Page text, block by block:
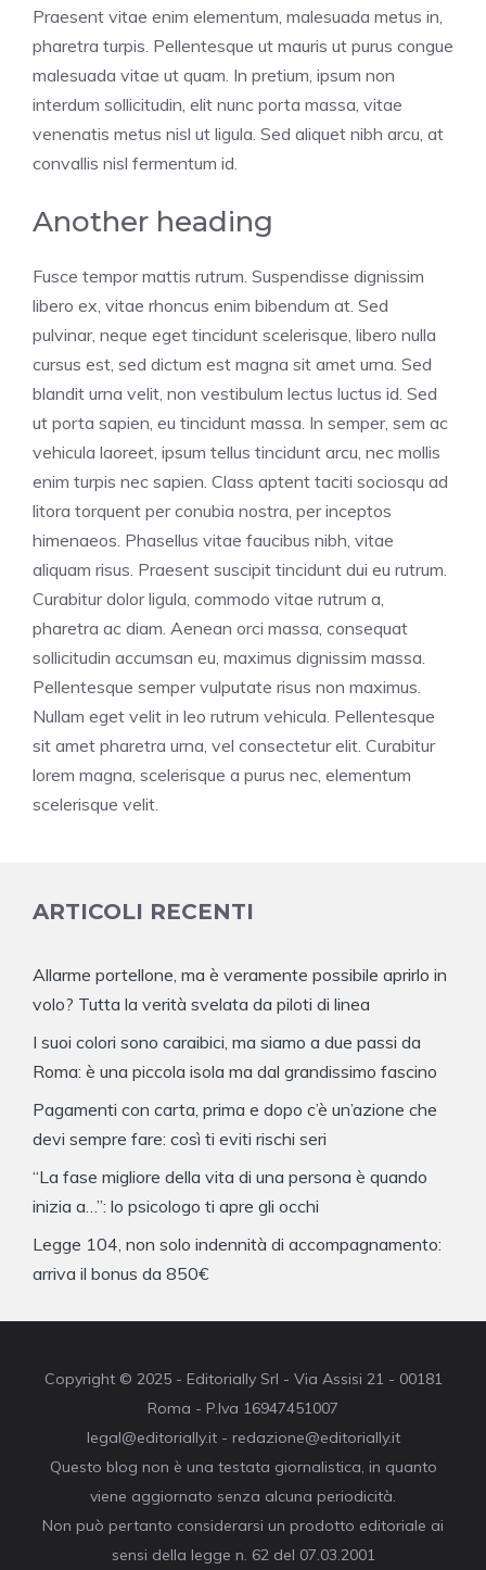
Praesent vitae enim elementum, malesuada metus in,
pharetra turpis. Pellentesque ut mauris ut purus congue
malesuada vitae ut quam. In pretium, ipsum non
interdum sollicitudin, elit nunc porta massa, vitae
venenatis metus nisl ut ligula. Sed aliquet nibh arcu, at
convallis nisl fermentum id.
Another heading
Fusce tempor mattis rutrum. Suspendisse dignissim
libero ex, vitae rhoncus enim bibendum at. Sed
pulvinar, neque eget tincidunt scelerisque, libero nulla
cursus est, sed dictum est magna sit amet urna. Sed
blandit urna velit, non vestibulum lectus luctus id. Sed
ut porta sapien, eu tincidunt massa. In semper, sem ac
vehicula laoreet, ipsum tellus tincidunt arcu, nec mollis
enim turpis nec sapien. Class aptent taciti sociosqu ad
litora torquent per conubia nostra, per inceptos
himenaeos. Phasellus vitae faucibus nibh, vitae
aliquam risus. Praesent suscipit tincidunt dui eu rutrum.
Curabitur dolor ligula, commodo vitae rutrum a,
pharetra ac diam. Aenean orci massa, consequat
sollicitudin accumsan eu, maximus dignissim massa.
Pellentesque semper vulputate risus non maximus.
Nullam eget velit in leo rutrum vehicula. Pellentesque
sit amet pharetra urna, vel consectetur elit. Curabitur
lorem magna, scelerisque a purus nec, elementum
scelerisque velit.
ARTICOLI RECENTI
Allarme portellone, ma è veramente possibile aprirlo in
volo? Tutta la verità svelata da piloti di linea
I suoi colori sono caraibici, ma siamo a due passi da
Roma: è una piccola isola ma dal grandissimo fascino
Pagamenti con carta, prima e dopo c’è un’azione che
devi sempre fare: così ti eviti rischi seri
“La fase migliore della vita di una persona è quando
inizia a…”: lo psicologo ti apre gli occhi
Legge 104, non solo indennità di accompagnamento:
arriva il bonus da 850€
Copyright © 2025 - Editorially Srl - Via Assisi 21 - 00181
Roma - P.Iva 16947451007
legal@editorially.it - redazione@editorially.it
Questo blog non è una testata giornalistica, in quanto
viene aggiornato senza alcuna periodicità.
Non può pertanto considerarsi un prodotto editoriale ai
sensi della legge n. 62 del 07.03.2001